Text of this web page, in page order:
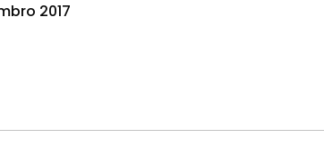
2017